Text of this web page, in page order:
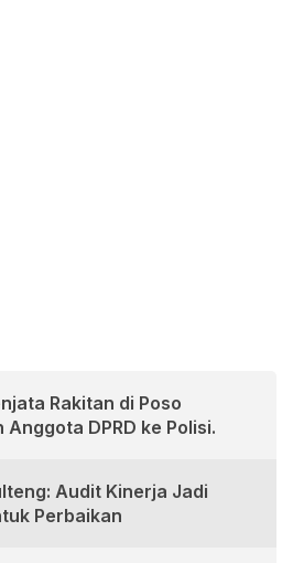
Rakitan di Poso
DPRD ke Polisi.
Audit Kinerja Jadi
Perbaikan